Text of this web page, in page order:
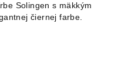
Solingen s mäkkým
čiernej farbe.